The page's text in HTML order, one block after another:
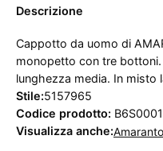
Descrizione
Cappotto da uomo di
monopetto con tre
lunghezza media. In misto
Stile:5157965
Codice prodotto:
Visualizza anche: